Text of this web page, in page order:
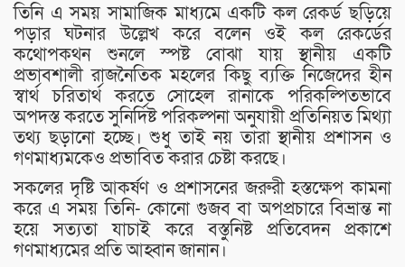
তিনি এ সময় সামাজিক মাধ্যমে একটি কল রেকর্ড ছড়িয়ে
পড়ার ঘটনার উল্লেখ করে বলেন ওই কল রেকর্ডের
কথোপকথন শুনলে স্পষ্ট বোঝা যায় স্থানীয় একটি
প্রভাবশালী রাজনৈতিক মহলের কিছু ব্যক্তি নিজেদের হীন
স্বার্থ চরিতার্থ করতে সোহেল রানাকে পরিকল্পিতভাবে
অপদস্ত করতে সুনির্দিষ্ট পরিকল্পনা অনুযায়ী প্রতিনিয়ত মিথ্যা
তথ্য ছড়ানো হচ্ছে। শুধু তাই নয় তারা স্থানীয় প্রশাসন ও
গণমাধ্যমকেও প্রভাবিত করার চেষ্টা করছে।
সকলের দৃষ্টি আকর্ষণ ও প্রশাসনের জরুরী হস্তক্ষেপ কামনা
করে এ সময় তিনি- কোনো গুজব বা অপপ্রচারে বিভ্রান্ত না
হয়ে সত্যতা যাচাই করে বস্তুনিষ্ট প্রতিবেদন প্রকাশে
গণমাধ্যমের প্রতি আহ্বান জানান।